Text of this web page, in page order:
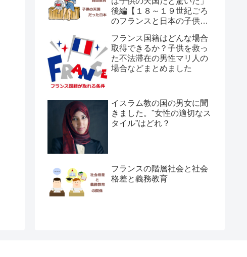
後編【１８～１９世紀ごろ
のフランスと日本の子供の
フランス国籍はどんな場合
取得できるか？子供を救っ
た不法滞在の男性マリ人の
場合などまとめました
イスラム教の国の男女に聞
きました。"女性の適切なス
タイル”はどれ？
フランスの階層社会と社会
格差と義務教育